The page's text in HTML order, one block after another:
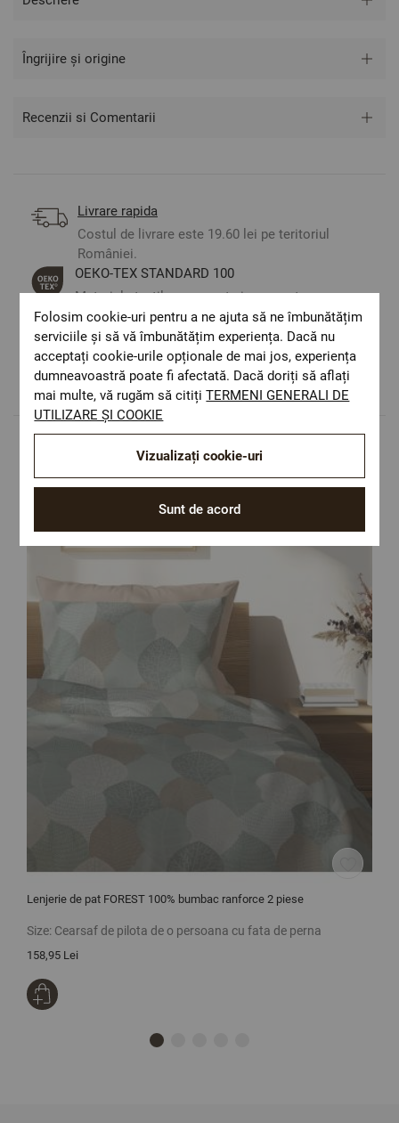
Față de pilotă:
Gramaj: 150 gr/m2
Îngrijire și origine
Recenzii si Comentarii
Livrare rapida
Costul de livrare este 19.60 lei pe teritoriul
României.
ОЕКО-ТЕX STANDARD 100
Materiale textile care sunt sigure pentru
sănătatea dumneavoastră.
Design autentic
Culori și imprimeuri pentru orice stil și
preferință.
Populare in aceasta categorie
Lenjerie de pat FOREST 100% bumbac ranforce 2 piese
Size: Cearsaf de pilota de o persoana cu fata de perna
158,95 Lei
Folosim cookie-uri pentru a ne ajuta să ne îmbunătățim
serviciile și să vă îmbunătățim experiența. Dacă nu
acceptați cookie-urile opționale de mai jos, experiența
dumneavoastră poate fi afectată. Dacă doriți să aflați
mai multe, vă rugăm să citițiTERMENI GENERALI DE
UTILIZARE ȘI COOKIE
Sunt de acord
Vizualizați cookie-uri